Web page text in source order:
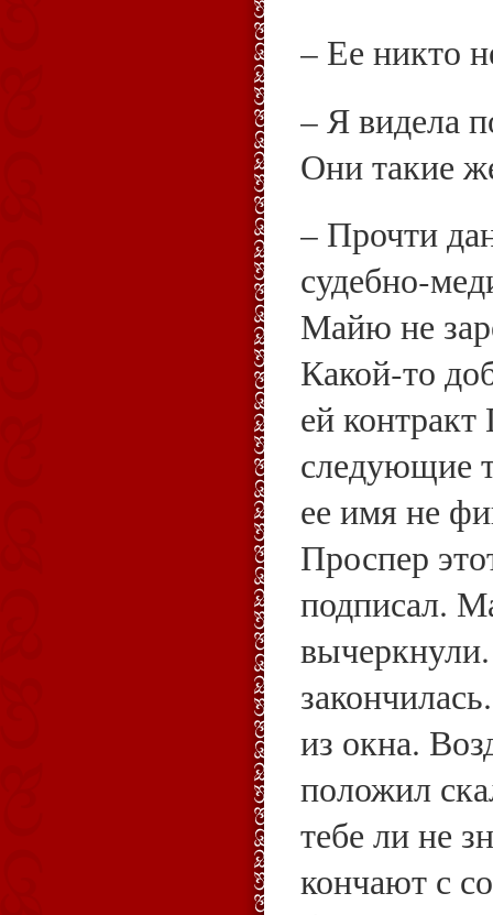
– Ее никто
– Я видела
Они такие
– Прочти
Майю не
Какой‑то
ей
следующие
ее имя не
Проспер
подписал.
из окна.
положил
тебе ли не
кончают с